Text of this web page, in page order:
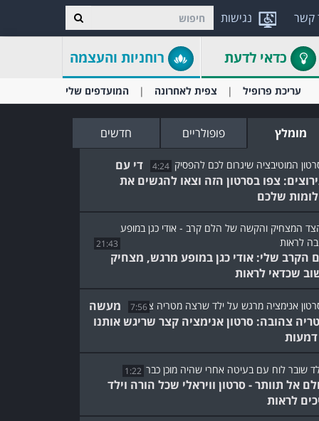
נגישות קשר
כדאי לדעת רוחניות והעצמה
עריכת פרופיל צפית לאחרונה המועדפים שלי
מומלץ פופולריים חדשים
4:24
די עם
צפו בסרטון הזה וצאו להגשים את
שלכם
21:43
הקרב שלי: אודי כגן במופע מרגש, מצחיק
שכדאי לראות
7:56
מעשה
צהובה: סרטון אנימציה קצר שריגש אותנו
1:22
אל תוותר - סרטון וויראלי שכל הורה וילד
לראות